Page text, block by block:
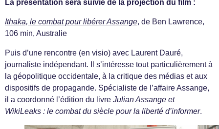
La présentation sera suivie de la projection du film :
Ithaka, le combat pour libérer Assange, de Ben Lawrence,
106 min, Australie
Puis d’une rencontre (en visio) avec Laurent Dauré,
journaliste indépendant. Il s’intéresse tout particulièrement à
la géopolitique occidentale, à la critique des médias et aux
dispositifs de propagande. Spécialiste de l’affaire Assange,
il a coordonné l’édition du livre Julian Assange et
WikiLeaks : le combat du siècle pour la liberté d’informer.